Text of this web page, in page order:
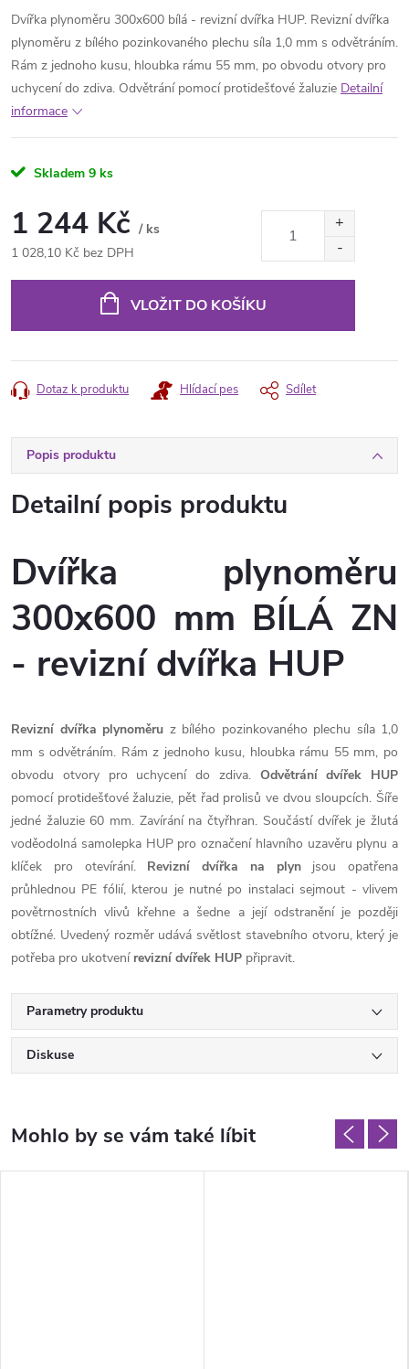
Dvířka plynoměru 300x600 bílá - revizní dvířka HUP. Revizní dvířka
plynoměru z bílého pozinkovaného plechu síla 1,0 mm s odvětráním.
Rám z jednoho kusu, hloubka rámu 55 mm, po obvodu otvory pro
uchycení do zdiva. Odvětrání pomocí protidešťové žaluzie Detailní
informace
Skladem 9 ks
1 244 Kč / ks
1 028,10 Kč bez DPH
VLOŽIT DO KOŠÍKU
Dotaz k produktu Hlídací pes Sdílet
Popis produktu
Detailní popis produktu
Dvířka plynoměru
300x600 mm BÍLÁ ZN
- revizní dvířka HUP
Revizní dvířka plynoměru z bílého pozinkovaného plechu síla 1,0
mm s odvětráním. Rám z jednoho kusu, hloubka rámu 55 mm, po
obvodu otvory pro uchycení do zdiva. Odvětrání dvířek HUP
pomocí protidešťové žaluzie, pět řad prolisů ve dvou sloupcích. Šíře
jedné žaluzie 60 mm. Zavírání na čtyřhran. Součástí dvířek je žlutá
voděodolná samolepka HUP pro označení hlavního uzavěru plynu a
klíček pro otevírání. Revizní dvířka na plynjsou opatřena
průhlednou PE fólií, kterou je nutné po instalaci sejmout - vlivem
povětrnostních vlivů křehne a šedne a její odstranění je později
obtížné. Uvedený rozměr udává světlost stavebního otvoru, který je
potřeba pro ukotvení revizní dvířek HUP připravit.
Parametry produktu
Diskuse